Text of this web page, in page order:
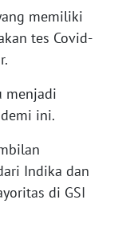
memiliki
tes Covid-
menjadi
ini.
Indika dan
di GSI